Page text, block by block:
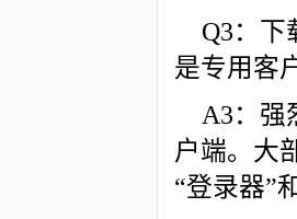
Q3：下
是专用客
A3：强
户端。大
“登录器”